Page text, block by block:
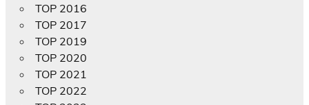
TOP 2016
TOP 2017
TOP 2019
TOP 2020
TOP 2021
TOP 2022